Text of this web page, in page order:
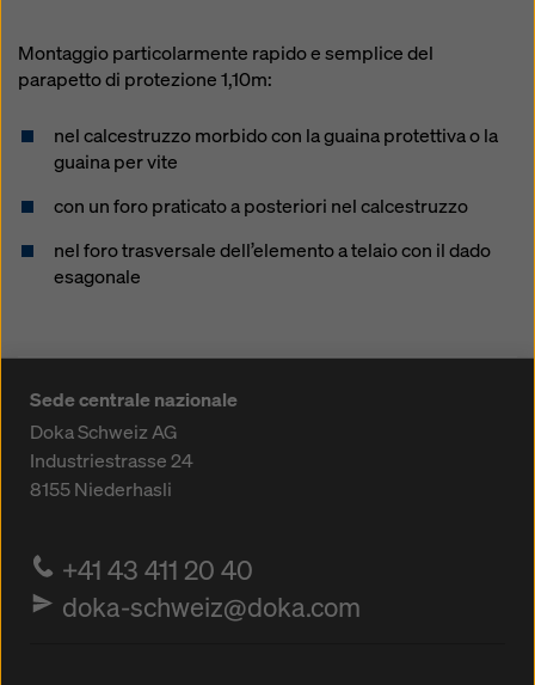
Montaggio particolarmente rapido e semplice del
parapetto di protezione 1,10m:
nel calcestruzzo morbido con la guaina protettiva o la
guaina per vite
con un foro praticato a posteriori nel calcestruzzo
nel foro trasversale dell’elemento a telaio con il dado
esagonale
Sede centrale nazionale
Doka Schweiz AG
Industriestrasse 24
8155Niederhasli
+41 43 411 20 40
doka-schweiz@doka.com